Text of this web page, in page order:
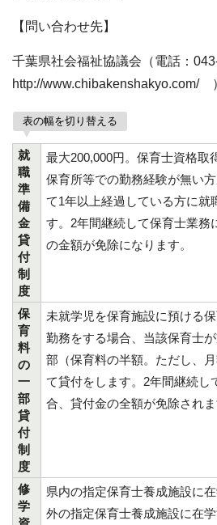
【問い合わせ先】
千葉県社会福祉協議会（電話：
http://www.chibakenshakyo.com/
表の幅を切り替える
就
職
準
備
金
貸
付
制
度
最大200,000円。保育士資格取
保育所等での勤務経験が無い
て1年以上経過している方に就
す。2年間継続して保育士業務
の金額が免除になります。
保
育
料
の
一
部
貸
付
制
度
未就学児を保育施設に預ける
勤務をする場合、当該保育士
部（保育料の半額。ただし、
て貸付をします。2年間継続し
合、貸付金の全額が免除されま
修
学
県内の指定保育士養成施設に
外の指定保育士養成施設に在